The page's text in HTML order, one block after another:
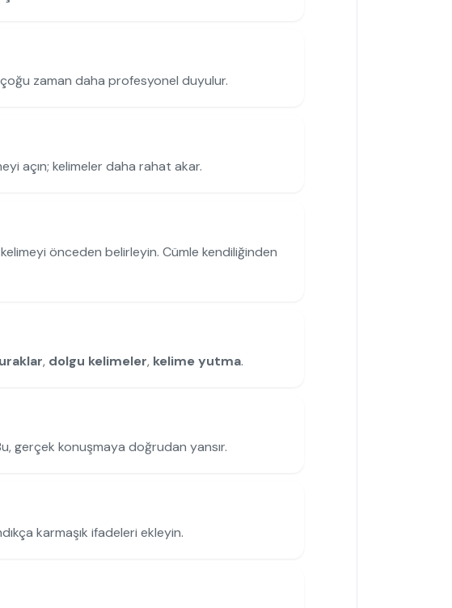
çoğu zaman daha profesyonel duyulur.
açın; kelimeler daha rahat akar.
önceden belirleyin. Cümle kendiliğinden
, dolgu kelimeler, kelime yutma.
gerçek konuşmaya doğrudan yansır.
karmaşık ifadeleri ekleyin.